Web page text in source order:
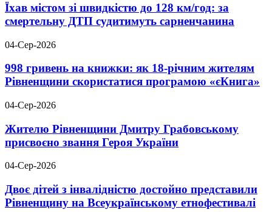
Їхав містом зі швидкістю до 128 км/год: за
смертельну ДТП судитимуть сарненчанина
04-Сер-2026
998 гривень на книжки: як 18-річним жителям
Рівненщини скористатися програмою «єКнига»
04-Сер-2026
Жителю Рівненщини Дмитру Грабовському
присвоєно звання Героя України
04-Сер-2026
Двоє дітей з інвалідністю достойно представили
Рівненщину на Всеукраїнському етнофестивалі